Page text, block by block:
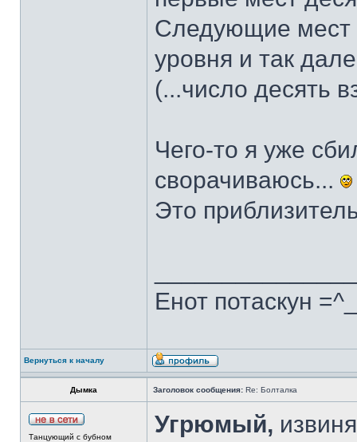
Следующие мест
уровня и так
(...число десять
Чего-то я уже
сворачиваюсь...
Это
Енот потаскун
Вернуться к началу
Дымка Заголовок сообщения: Re: Болталка
Танцующий с бубном Угрюмый,